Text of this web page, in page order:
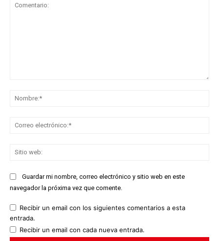
Guardar mi nombre, correo electrónico y sitio web en este
navegador la próxima vez que comente.
Recibir un email con los siguientes comentarios a esta
entrada.
Recibir un email con cada nueva entrada.